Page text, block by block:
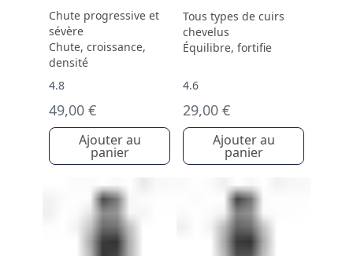
Chute progressive et
sévère
Chute, croissance,
densité
4.8
49,00 €
Ajouter au
panier
Tous types de cuirs
chevelus
Équilibre, fortifie
4.6
29,00 €
Ajouter au
panier